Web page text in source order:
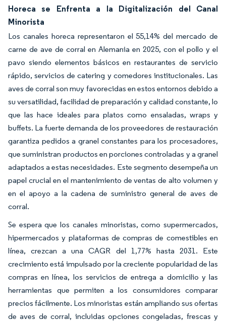
Horeca se Enfrenta a la Digitalización del Canal
Minorista
Los canales horeca representaron el 55,14% del mercado de
carne de ave de corral en Alemania en 2025, con el pollo y el
pavo siendo elementos básicos en restaurantes de servicio
rápido, servicios de catering y comedores institucionales. Las
aves de corral son muy favorecidas en estos entornos debido a
su versatilidad, facilidad de preparación y calidad constante, lo
que las hace ideales para platos como ensaladas, wraps y
buffets. La fuerte demanda de los proveedores de restauración
garantiza pedidos a granel constantes para los procesadores,
que suministran productos en porciones controladas y a granel
adaptados a estas necesidades. Este segmento desempeña un
papel crucial en el mantenimiento de ventas de alto volumen y
en el apoyo a la cadena de suministro general de aves de
corral.
Se espera que los canales minoristas, como supermercados,
hipermercados y plataformas de compras de comestibles en
línea, crezcan a una CAGR del 1,77% hasta 2031. Este
crecimiento está impulsado por la creciente popularidad de las
compras en línea, los servicios de entrega a domicilio y las
herramientas que permiten a los consumidores comparar
precios fácilmente. Los minoristas están ampliando sus ofertas
de aves de corral, incluidas opciones congeladas, frescas y